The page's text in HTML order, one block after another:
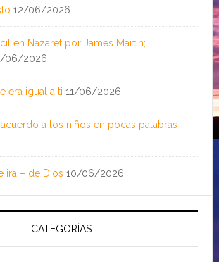
12/06/2026
en Nazaret por James Martin;
06/2026
era igual a ti 11/06/2026
acuerdo a los niños en pocas palabras
ira – de Dios 10/06/2026
CATEGORÍAS